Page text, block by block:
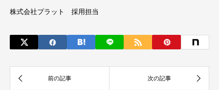
株式会社プラット 採用担当